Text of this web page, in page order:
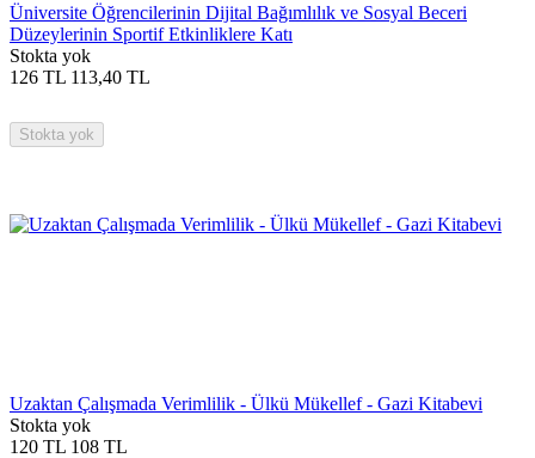
Üniversite Öğrencilerinin Dijital Bağımlılık ve Sosyal Beceri
Düzeylerinin Sportif Etkinliklere Katı
Stokta yok
126 TL 113,40 TL
Stokta yok
Uzaktan Çalışmada Verimlilik - Ülkü Mükellef - Gazi Kitabevi
Stokta yok
120 TL 108 TL